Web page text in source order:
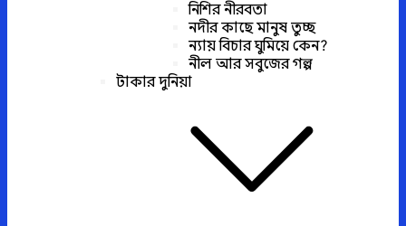
নিশির নীরবতা
নদীর কাছে মানুষ তুচ্ছ
ন্যায় বিচার ঘুমিয়ে কেন?
নীল আর সবুজের গল্প
টাকার দুনিয়া